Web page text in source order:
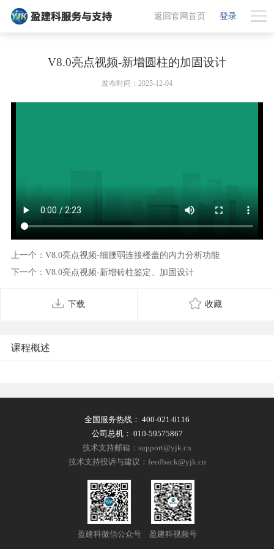
登录
返回官网首页
V8.0亮点视频-新增圆柱的加固设计
发布时间：2025-12-04
上一个：V8.0亮点视频-细腰弱连接楼盖的内力分析功能
下一个：V8.0亮点视频-新增砖柱鉴定、加固设计
下载 收藏
课程概述
全国服务热线： 400-021-0116
公司总机： 010-59575867
技术支持邮箱：support@yjk.cn
技术支持投诉与建议：feedback@yjk.cn
盈建科微信公众号 盈建科视频号